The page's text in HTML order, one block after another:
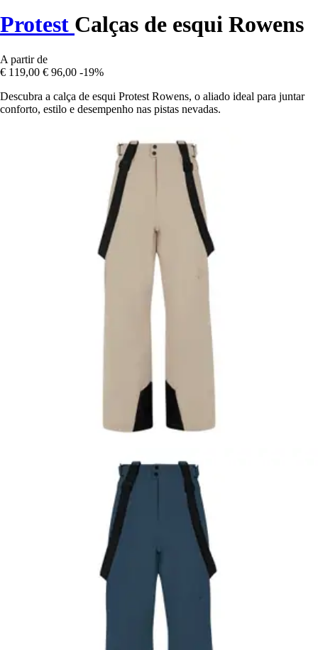
Protest Calças de esqui Rowens
A partir de
€ 119,00 € 96,00 -19%
Descubra a calça de esqui Protest Rowens, o aliado ideal para juntar
conforto, estilo e desempenho nas pistas nevadas.